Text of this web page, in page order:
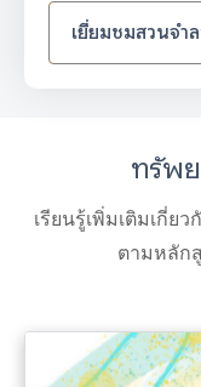
เยี่ยมชมสวนจำ
ทรัพย
เรียนรู้เพิ่มเติมเกี่ย
ตามหลัก